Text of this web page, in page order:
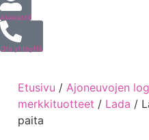
Asiakastili
Ota yhteyttä
Etusivu / Ajoneuvojen
merkkituotteet / Lada /
paita